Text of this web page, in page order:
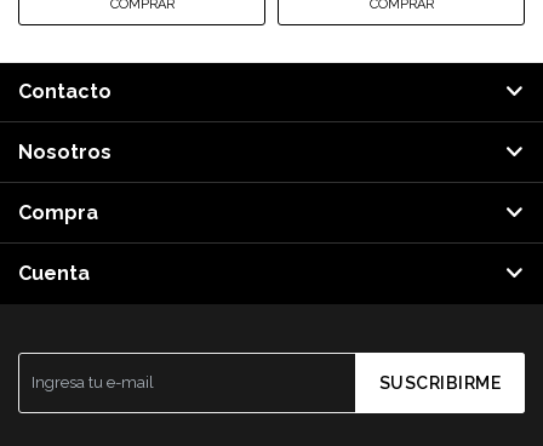
SUSCRIBIRME
Contacto
Nosotros
Compra
Cuenta